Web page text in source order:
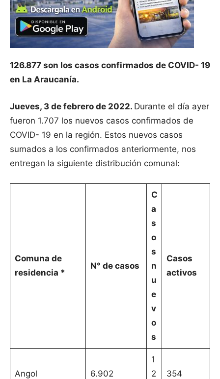
126.877 son los casos confirmados de COVID- 19
en La Araucanía.
Jueves, 3 de febrero de 2022. Durante el día ayer
fueron 1.707 los nuevos casos confirmados de
COVID- 19 en la región. Estos nuevos casos
sumados a los confirmados anteriormente, nos
entregan la siguiente distribución comunal:
Comuna de
residencia *
N° de casos
C
a
s
o
s
n
u
e
v
o
s
Casos
activos
Angol 6.902
1
2
354